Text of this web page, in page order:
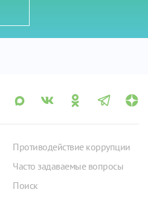
Противодействие коррупции
Часто задаваемые вопросы
Поиск